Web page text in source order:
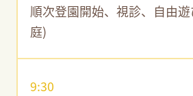
順次登園開始、視診、自由
庭)
9:30